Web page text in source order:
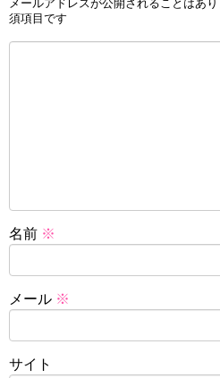
メールアドレスが公開されることはあり
須項目です
名前 ※
メール ※
サイト